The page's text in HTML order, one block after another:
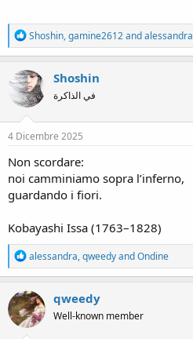
R
e
a
c
t
i
o
n
s
Shoshin,gamine2612andalessandra
Shoshin
في الذاكرة
4 Dicembre 2025
Non scordare:
noi camminiamo sopra l’inferno,
guardando i fiori.
Kobayashi Issa (1763–1828)
R
e
a
c
t
i
o
alessandra,qweedyandOndine
qweedy
Well-known member